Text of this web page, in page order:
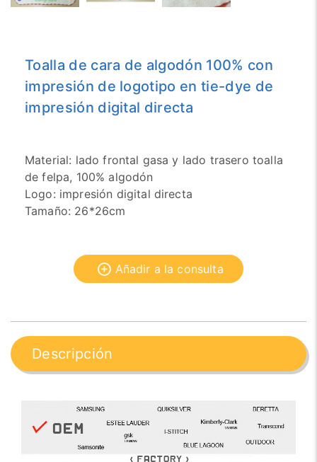
Toalla de cara de algodón 100% con
impresión de logotipo en tie-dye de
impresión digital directa
Material: lado frontal gasa y lado trasero toalla
de felpa, 100% algodón
Logo: impresión digital directa
Tamaño: 26*26cm
Añadir a la consulta
Descripción